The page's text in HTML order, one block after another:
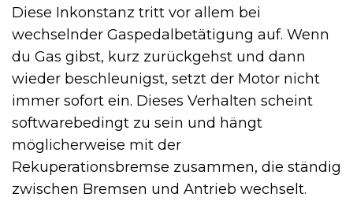
Diese Inkonstanz tritt vor allem bei
wechselnder Gaspedalbetätigung auf. Wenn
du Gas gibst, kurz zurückgehst und dann
wieder beschleunigst, setzt der Motor nicht
immer sofort ein. Dieses Verhalten scheint
softwarebedingt zu sein und hängt
möglicherweise mit der
Rekuperationsbremse zusammen, die ständig
zwischen Bremsen und Antrieb wechselt.